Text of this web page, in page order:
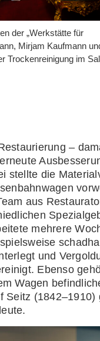
der „Werkstätte für
Mirjam Kaufmann
Trockenreinigung im
Auftragen des
–
stellte die
aus
mehrere
und
Ebenso
Wagen
Seitz (1842–1910)